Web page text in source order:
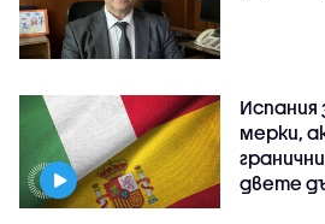
мерки,
двете